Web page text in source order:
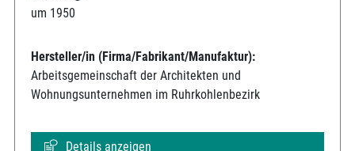
um 1950
Hersteller/in (Firma/Fabrikant/Manufaktur):
Arbeitsgemeinschaft der Architekten und
Wohnungsunternehmen im Ruhrkohlenbezirk
Details anzeigen